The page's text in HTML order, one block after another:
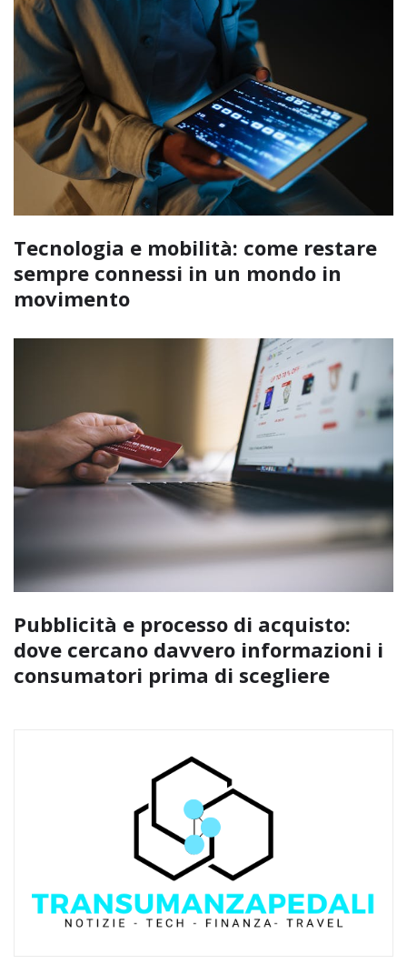
Tecnologia e mobilità: come restare
sempre connessi in un mondo in
movimento
Pubblicità e processo di acquisto:
dove cercano davvero informazioni i
consumatori prima di scegliere